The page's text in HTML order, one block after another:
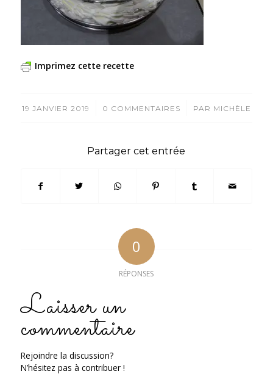
Imprimez cette recette
19 JANVIER 2019
/ 0 COMMENTAIRES
/ PAR MICHÈLE
Partager cet entrée
0
RÉPONSES
Laisser un
commentaire
Rejoindre la discussion?
N’hésitez pas à contribuer !